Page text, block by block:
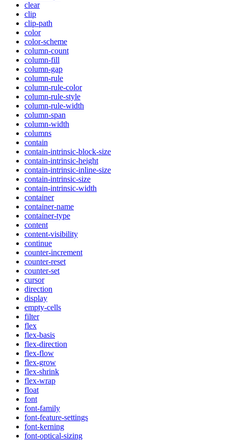
clear
clip
clip-path
color
color-scheme
column-count
column-fill
column-gap
column-rule
column-rule-color
column-rule-style
column-rule-width
column-span
column-width
columns
contain
contain-intrinsic-block-size
contain-intrinsic-height
contain-intrinsic-inline-size
contain-intrinsic-size
contain-intrinsic-width
container
container-name
container-type
content
content-visibility
continue
counter-increment
counter-reset
counter-set
cursor
direction
display
empty-cells
filter
flex
flex-basis
flex-direction
flex-flow
flex-grow
flex-shrink
flex-wrap
float
font
font-family
font-feature-settings
font-kerning
font-optical-sizing